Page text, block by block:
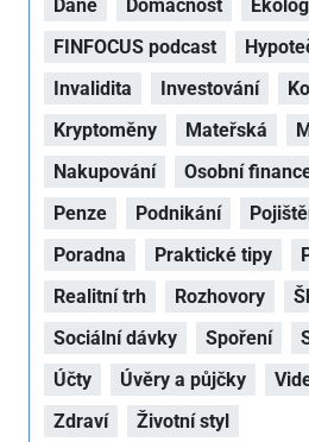
Daně
Domácnost
FINFOCUS podcast
Invalidita
Investování
Kryptoměny
Mateřská
Nakupování
Osobní
Penze
Podnikání
Poradna
Praktické tipy
Realitní trh
Rozhovory
Sociální dávky
Spoření
Účty
Úvěry a půjčky
Zdraví
Životní styl